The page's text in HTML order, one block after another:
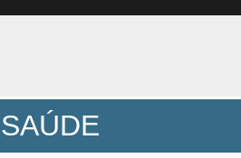
SAÚDE